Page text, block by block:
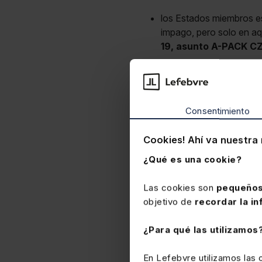
Consentimiento
Cookies! Ahí va nuestra
¿Qué es una cookie?
Las cookies son
objetivo de recordar la
¿Para qué las
En Lefebvre utilizamos las
los Estados miembros
impago, pero solo en
19, asunto A-PACK
posible a los objetivos
art.273 ).
Continua el Tribunal
imponible, que en el caso
recurso presentado y
contribuyente.TEAC 18-